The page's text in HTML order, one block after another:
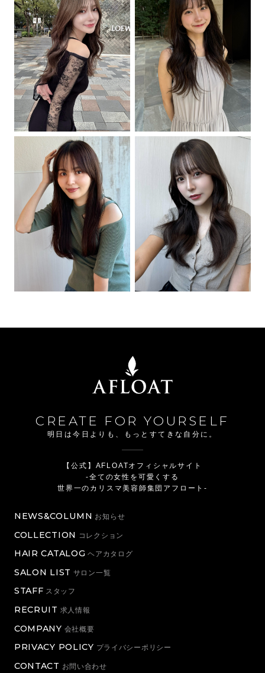
CREATE FOR YOURSELF
明日は今日よりも、もっとすてきな自分に。
【公式】AFLOATオフィシャルサイト
-全ての女性を可愛くする
世界一のカリスマ美容師集団アフロート-
NEWS&COLUMN お知らせ
COLLECTION コレクション
HAIR CATALOG ヘアカタログ
SALON LIST サロン一覧
STAFF スタッフ
RECRUIT 求人情報
COMPANY 会社概要
PRIVACY POLICY プライバシーポリシー
CONTACT お問い合わせ